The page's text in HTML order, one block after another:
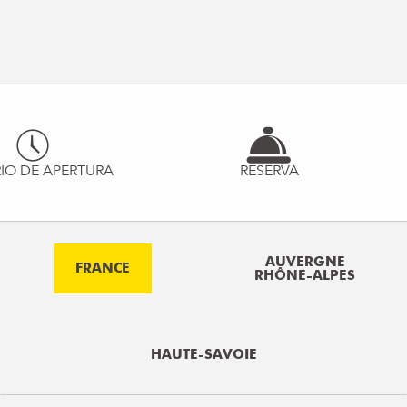
DE APERTURA RESERVA
FRANCE
AUVERGNE
RHÔNE-ALPES
HAUTE-SAVOIE